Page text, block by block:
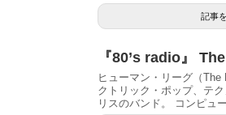
記事
『80’s radio』
ヒューマン・リーグ（The
クトリック・ポップ、テ
リスのバンド。 コンピュ